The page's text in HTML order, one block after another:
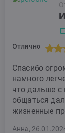
Отлично
Спасибо
намного
что дальше с
общаться
жизненные
Анна,